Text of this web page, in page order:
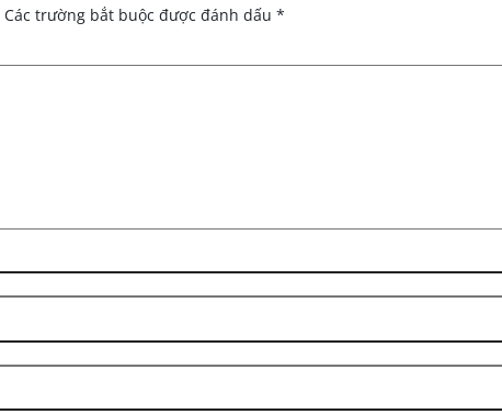
Các trường bắt buộc được đánh dấu *